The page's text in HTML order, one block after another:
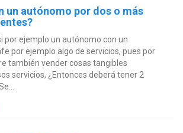
un autónomo por dos o más
por ejemplo un autónomo con un
por ejemplo algo de servicios, pues por
también vender cosas tangibles
servicios, ¿Entonces deberá tener 2